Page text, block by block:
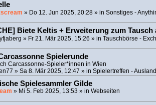
» Do 12. Jun 2025, 20:28» in Sonstiges -
Biete Keltis + Erweiterung zum Tausch
» Fr 21. Mär 2025, 15:26 » in Tauschbörse -
Spielerunde
Carcassonne-Spieler*innen in Wien
» Sa 8. Mär 2025, 12:47 » in Spielertreffen - Ausland
Spielesammler Gilde
» Mi 5. Feb 2025, 13:53 » in Webseiten